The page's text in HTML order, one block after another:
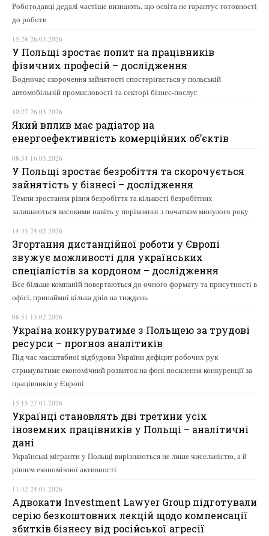
Роботодавці дедалі частіше визнають, що освіта не гарантує готовності
до роботи
15:28 26.03.2026
У Польщі зростає попит на працівників
фізичних професій – дослідження
Водночас скорочення зайнятості спостерігається у польській
автомобільній промисловості та секторі бізнес-послуг
10:27 26.03.2026
Який вплив має радіатор на
енергоефективність комерційних об’єктів
08:34 16.03.2026
У Польщі зростає безробіття та скорочується
зайнятість у бізнесі – дослідження
Темпи зростання рівня безробіття та кількості безробітних
залишаються високими навіть у порівнянні з початком минулого року
14:35 24.02.2026
Згортання дистанційної роботи у Європі
звужує можливості для українських
спеціалістів за кордоном – дослідження
Все більше компаній повертаються до очного формату та присутності в
офісі, принаймні кілька днів на тиждень
08:51 13.02.2026
Україна конкуруватиме з Польщею за трудові
ресурси – прогноз аналітиків
Під час масштабної відбудови України дефіцит робочих рук
стримуватиме економічний розвиток на фоні посилення конкуренції за
працівників у Європі
15:15 27.01.2026
Українці становлять дві третини усіх
іноземних працівників у Польщі – аналітичні
дані
Українські мігранти у Польщі вирізняються не лише чисельністю, а й
рівнем економічної активності
11:32 24.01.2026
Адвокати Investment Lawyer Group підготували
серію безкоштовних лекцій щодо компенсації
збитків бізнесу від російської агресії